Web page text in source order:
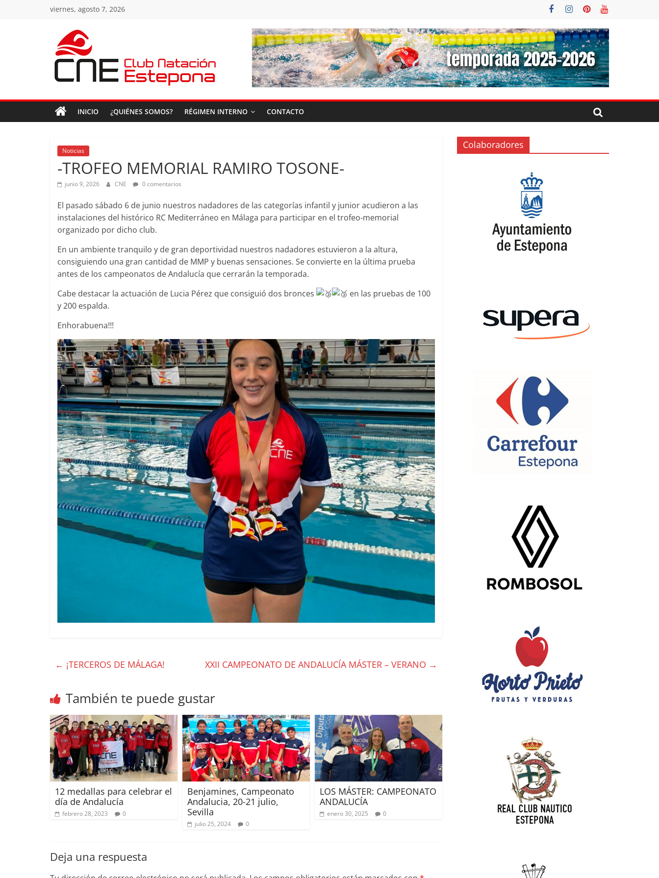
viernes, agosto 7, 2026
Club
Natacion
Estepona
Club
Natacion
Estepona
INICIO ¿QUIÉNES SOMOS? RÉGIMEN INTERNO CONTACTO
Noticias
-TROFEO MEMORIAL RAMIRO TOSONE-
junio 9, 2026 CNE 0 comentarios
El pasado sábado 6 de junio nuestros nadadores de las categorías infantil y junior acudieron a las
instalaciones del histórico RC Mediterráneo en Málaga para participar en el trofeo-memorial
organizado por dicho club.
En un ambiente tranquilo y de gran deportividad nuestros nadadores estuvieron a la altura,
consiguiendo una gran cantidad de MMP y buenas sensaciones. Se convierte en la última prueba
antes de los campeonatos de Andalucía que cerrarán la temporada.
Cabe destacar la actuación de Lucia Pérez que consiguió dos bronces
en las pruebas de 100
y 200 espalda.
Enhorabuena!!!
← ¡TERCEROS DE MÁLAGA! XXII CAMPEONATO DE ANDALUCÍA MÁSTER – VERANO →
También te puede gustar
12 medallas para celebrar el
día de Andalucía
febrero 28, 2023 0
Benjamines, Campeonato
Andalucia, 20-21 julio,
Sevilla
julio 25, 2024 0
LOS MÁSTER: CAMPEONATO
ANDALUCÍA
enero 30, 2025 0
Deja una respuesta
Colaboradores